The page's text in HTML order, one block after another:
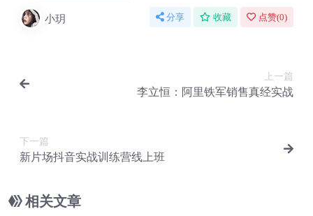
小玥 分享 收藏 点赞(0)
上一篇
李立恒：阿里铁军销售真经实战
下一篇
新片场抖音实战训练营线上班
相关文章